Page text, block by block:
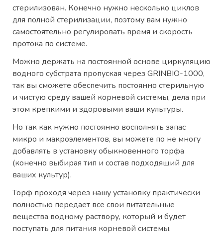
стерилизован. Конечно нужно несколько циклов
для полной стерилизации, поэтому вам нужно
самостоятельно регулировать время и скорость
протока по системе.
Можно держать на постоянной основе циркуляцию
водного субстрата пропуская через GRINBIO-1000,
так вы сможете обеспечить постоянно стерильную
и чистую среду вашей корневой системы, дела при
этом крепкими и здоровыми ваши культуры.
Но так как нужно постоянно восполнять запас
микро и макроэлементов, вы можете по не многу
добавлять в установку обыкновенного торфа
(конечно выбирая тип и состав подходящий для
ваших культур).
Торф проходя через нашу установку практически
полностью передает все свои питательные
вещества водному раствору, который и будет
поступать для питания корневой системы.